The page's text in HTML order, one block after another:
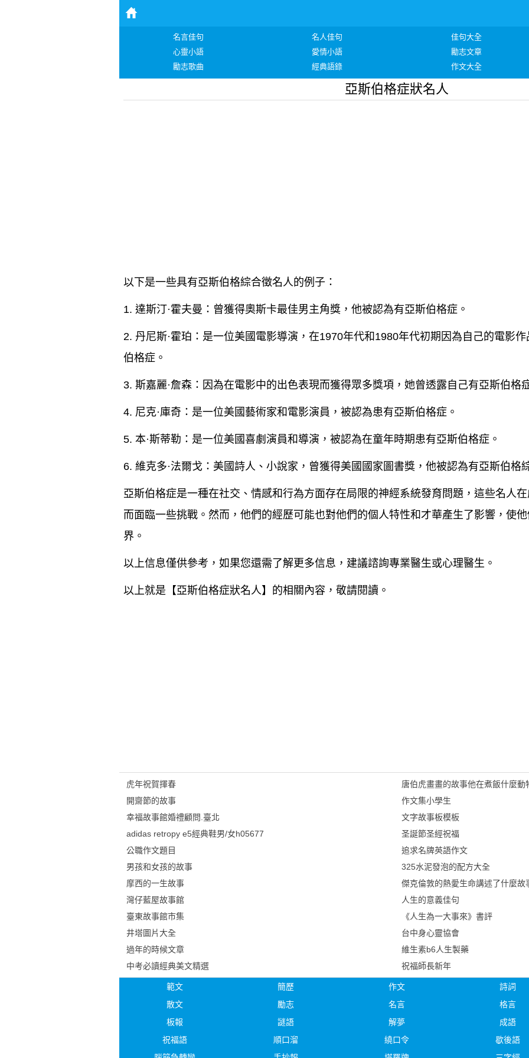
名言佳句 名人佳句 佳句大全
心靈小語
愛情小語 勵志文章
勵志歌曲
經典語錄 作文大全
亞斯伯格症狀名人
以下是一些具有亞斯伯格綜合徵名人的例子：
1. 達斯汀·霍夫曼 ：曾獲得奧斯卡最佳男主角獎，他被認為有亞斯伯格症。
2. 丹尼斯·霍珀 ：是一位美國電影導演，在1970年代和1980年代初期因為自己的電影
伯格症。
3. 斯嘉麗·詹森：因為在電影中的出色表現而獲得眾多獎項，她曾透露自己有亞斯伯格
4. 尼克·庫奇 ：是一位美國藝術家和電影演員，被認為患有亞斯伯格症。
5. 本·斯蒂勒 ：是一位美國喜劇演員和導演，被認為在童年時期患有亞斯伯格症。
6. 維克多·法爾戈 ：美國詩人、小說家，曾獲得美國國家圖書獎，他被認為有亞斯伯格
亞斯伯格症是一種在社交、情感和行為方面存在局限的神經系統發育問題，這些名人
而面臨一些挑戰。然而，他們的經歷可能也對他們的個人特性和才華產生了影響，使
界。
以上信息僅供參考，如果您還需了解更多信息，建議諮詢專業醫生或心理醫生。
以上就是【亞斯伯格症狀名人】的相關內容，敬請閱讀。
虎年祝賀揮春
開齋節的故事
幸福故事館婚禮顧問.臺北
adidas retropy e5經典鞋男/女h05677
公職作文題目
男孩和女孩的故事
摩西的一生故事
灣仔藍屋故事館
臺東故事館市集
井塔圖片大全
過年的時候文章
中考必讀經典美文精選
唐伯虎畫畫的故事他在煮飯什麼動
作文集小學生
文字故事板模板
圣誕節圣經祝福
追求名牌英語作文
325水泥發泡的配方大全
傑克倫敦的熱愛生命講述了什麼故
人生的意義佳句
《人生為一大事來》書評
台中身心靈協會
維生素b6人生製藥
祝福師長新年
範文 簡歷 作文 詩詞
散文
勵志 名言 格言
板報
謎語 解夢 成語
祝福語
順口溜 繞口令 歇後語